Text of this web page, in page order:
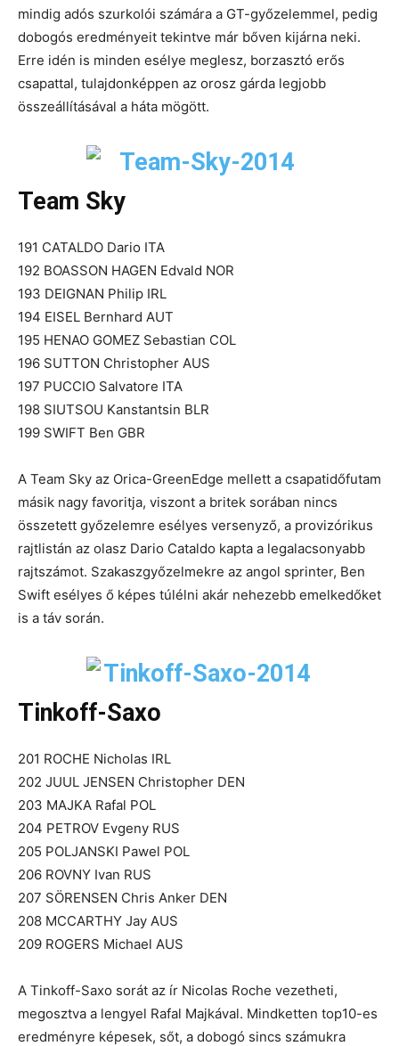
mindig adós szurkolói számára a GT-győzelemmel, pedig
dobogós eredményeit tekintve már bőven kijárna neki.
Erre idén is minden esélye meglesz, borzasztó erős
csapattal, tulajdonképpen az orosz gárda legjobb
összeállításával a háta mögött.
Team Sky
191 CATALDO Dario ITA
192 BOASSON HAGEN Edvald NOR
193 DEIGNAN Philip IRL
194 EISEL Bernhard AUT
195 HENAO GOMEZ Sebastian COL
196 SUTTON Christopher AUS
197 PUCCIO Salvatore ITA
198 SIUTSOU Kanstantsin BLR
199 SWIFT Ben GBR
A Team Sky az Orica-GreenEdge mellett a csapatidőfutam
másik nagy favoritja, viszont a britek sorában nincs
összetett győzelemre esélyes versenyző, a provizórikus
rajtlistán az olasz Dario Cataldo kapta a legalacsonyabb
rajtszámot. Szakaszgyőzelmekre az angol sprinter, Ben
Swift esélyes ő képes túlélni akár nehezebb emelkedőket
is a táv során.
Tinkoff-Saxo
201 ROCHE Nicholas IRL
202 JUUL JENSEN Christopher DEN
203 MAJKA Rafal POL
204 PETROV Evgeny RUS
205 POLJANSKI Pawel POL
206 ROVNY Ivan RUS
207 SÖRENSEN Chris Anker DEN
208 MCCARTHY Jay AUS
209 ROGERS Michael AUS
A Tinkoff-Saxo sorát az ír Nicolas Roche vezetheti,
megosztva a lengyel Rafal Majkával. Mindketten top10-es
eredményre képesek, sőt, a dobogó sincs számukra